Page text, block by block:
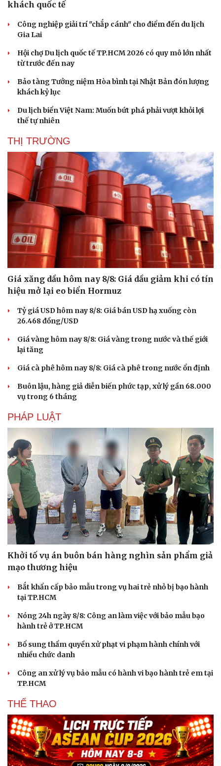
Du lịch
Săn Tour
check-in
Cửa sổ tình yêu
Kể chuyện cho bé
Hạt giống tâm hồn
khách quốc tế
Công nghiệp giải trí "chắp cánh" cho điểm đến du lịch
Gia Lai
Hội chợ Du lịch quốc tế TP.HCM 2026 có quy mô lớn nhất
từ trước đến nay
Bảo tàng Tưởng niệm Hòa bình tại Nhật Bản đón lượng
khách kỷ lục
Du lịch biển Việt Nam: Muốn bứt phá phải vượt khỏi lợi
thế tự nhiên
THỊ TRƯỜNG
Giá xăng dầu hôm nay 8/8: Giá dầu giảm khi có tín
hiệu mở lại eo biển Hormuz
Tỷ giá USD hôm nay 8/8: Giá bán USD hạ xuống còn
26.468 đồng/USD
Giá vàng hôm nay 8/8: Giá vàng trong nước và thế giới
lại tăng
Giá cà phê hôm nay 8/8: Giá cà phê trong nước ổn định
Buôn lậu, hàng giả diễn biến phức tạp, xử lý gần 68.000
vụ trong 6 tháng
PHÁP LUẬT
Khởi tố vụ án buôn bán hàng nghìn sản phẩm giả
mạo thương hiệu
Bắt khẩn cấp bảo mẫu trong vụ hai trẻ nhỏ bị bạo hành
tại TP.HCM
Nóng 24h ngày 8/8: Công an làm việc với bảo mẫu bạo
hành trẻ ở TP.HCM
Bổ sung thẩm quyền xử phạt vi phạm hành chính với
nhiều chức danh
Công an xử lý vụ bảo mẫu có hành vi bạo hành trẻ em tại
TP.HCM
THỂ THAO